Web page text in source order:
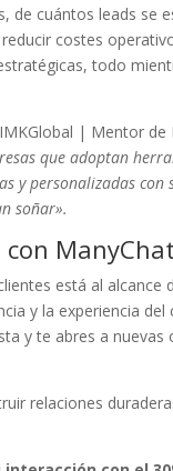
de cuántos leads se
costes
todo
IMKGlobal | Mentor de
que adoptan
y personalizadas con
soñar».
ManyChat
está al alcance
y la experiencia del
y te abres a nuevas
relaciones